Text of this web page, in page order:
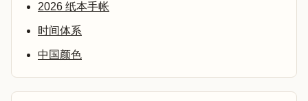
2026 纸本手帐
时间体系
中国颜色